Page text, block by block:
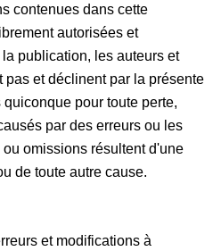
contenues dans cette
autorisées et
publication, les auteurs et
pas et déclinent par la présente
pour toute perte,
par des erreurs ou les
omissions résultent d'une
de toute autre cause.
et modifications à